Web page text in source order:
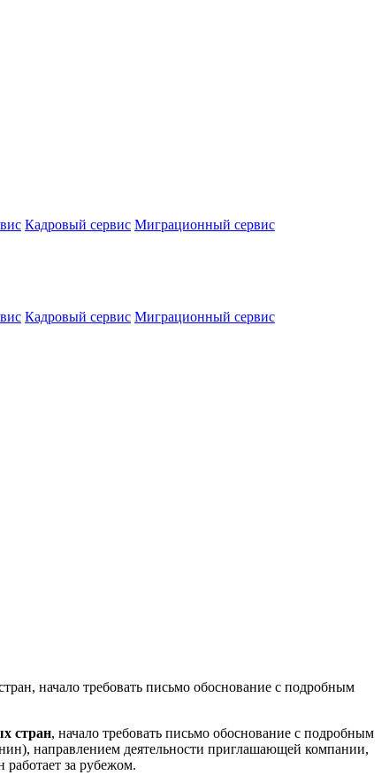
Кадровый сервис Миграционный сервис
Кадровый сервис Миграционный сервис
начало требовать письмо обоснование с подробным
стран, начало требовать письмо обоснование с подробным
направлением деятельности приглашающей компании,
за рубежом.